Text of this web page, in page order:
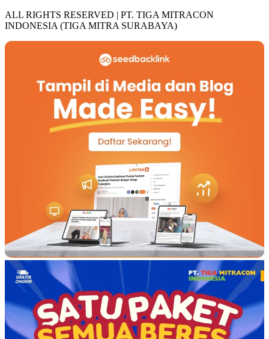
ALL RIGHTS RESERVED | PT. TIGA MITRACON
INDONESIA (TIGA MITRA SURABAYA)